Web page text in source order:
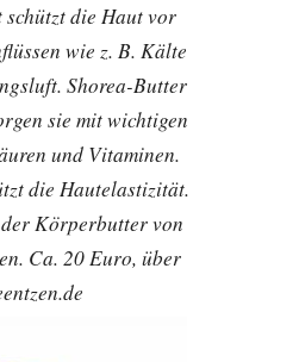
die Haut vor
wie z. B. Kälte
Shorea-Butter
sie mit wichtigen
und Vitaminen.
die Hautelastizität.
Körperbutter von
Ca. 20 Euro, über